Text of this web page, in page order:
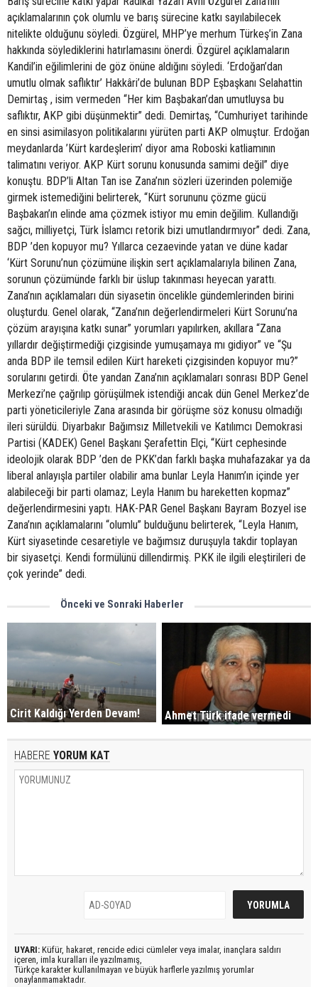
açıklamalarının çok olumlu ve barış sürecine katkı sayılabilecek
nitelikte olduğunu söyledi. Özgürel, MHP’ye merhum Türkeş’in Zana
hakkında söylediklerini hatırlamasını önerdi. Özgürel açıklamaların
Kandil’in eğilimlerini de göz önüne aldığını söyledi. ‘Erdoğan’dan
umutlu olmak saflıktır’ Hakkâri’de bulunan BDP Eşbaşkanı Selahattin
Demirtaş , isim vermeden “Her kim Başbakan’dan umutluysa bu
saflıktır, AKP gibi düşünmektir” dedi. Demirtaş, “Cumhuriyet tarihinde
en sinsi asimilasyon politikalarını yürüten parti AKP olmuştur. Erdoğan
meydanlarda ’Kürt kardeşlerim’ diyor ama Roboski katliamının
talimatını veriyor. AKP Kürt sorunu konusunda samimi değil” diye
konuştu. BDP’li Altan Tan ise Zana’nın sözleri üzerinden polemiğe
girmek istemediğini belirterek, “Kürt sorununu çözme gücü
Başbakan’ın elinde ama çözmek istiyor mu emin değilim. Kullandığı
sağcı, milliyetçi, Türk İslamcı retorik bizi umutlandırmıyor” dedi. Zana,
BDP ’den kopuyor mu? Yıllarca cezaevinde yatan ve düne kadar
‘Kürt Sorunu’nun çözümüne ilişkin sert açıklamalarıyla bilinen Zana,
sorunun çözümünde farklı bir üslup takınması heyecan yarattı.
Zana’nın açıklamaları dün siyasetin öncelikle gündemlerinden birini
oluşturdu. Genel olarak, “Zana’nın değerlendirmeleri Kürt Sorunu’na
çözüm arayışına katkı sunar” yorumları yapılırken, akıllara “Zana
yıllardır değiştirmediği çizgisinde yumuşamaya mı gidiyor” ve “Şu
anda BDP ile temsil edilen Kürt hareketi çizgisinden kopuyor mu?”
sorularını getirdi. Öte yandan Zana’nın açıklamaları sonrası BDP Genel
Merkezi’ne çağrılıp görüşülmek istendiği ancak dün Genel Merkez’de
parti yöneticileriyle Zana arasında bir görüşme söz konusu olmadığı
ileri sürüldü. Diyarbakır Bağımsız Milletvekili ve Katılımcı Demokrasi
Partisi (KADEK) Genel Başkanı Şerafettin Elçi, “Kürt cephesinde
ideolojik olarak BDP ’den de PKK’dan farklı başka muhafazakar ya da
liberal anlayışla partiler olabilir ama bunlar Leyla Hanım’ın içinde yer
alabileceği bir parti olamaz; Leyla Hanım bu hareketten kopmaz”
değerlendirmesini yaptı. HAK-PAR Genel Başkanı Bayram Bozyel ise
Zana’nın açıklamalarını “olumlu” bulduğunu belirterek, “Leyla Hanım,
Kürt siyasetinde cesaretiyle ve bağımsız duruşuyla takdir toplayan
bir siyasetçi. Kendi formülünü dillendirmiş. PKK ile ilgili eleştirileri de
çok yerinde” dedi.
Önceki ve Sonraki Haberler
Cirit Kaldığı Yerden Devam! Ahmet Türk ifade vermedi
HABERE YORUM KAT
UYARI: Küfür, hakaret, rencide edici cümleler veya imalar, inançlara saldırı
içeren, imla kuralları ile yazılmamış,
Türkçe karakter kullanılmayan ve büyük harflerle yazılmış yorumlar
onaylanmamaktadır.